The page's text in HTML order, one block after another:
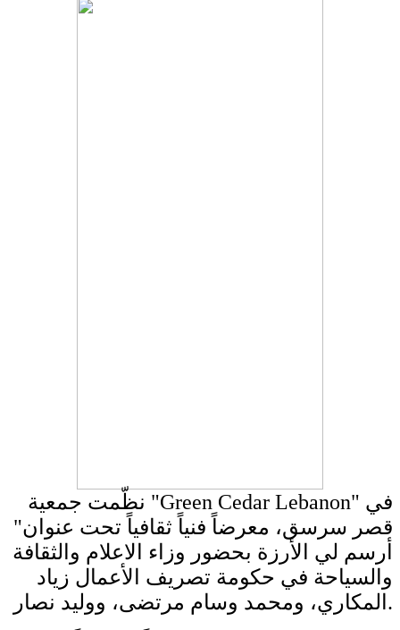
نظّمت جمعية "Green Cedar Lebanon" في
قصر سرسق، معرضاً فنياً ثقافياً تحت عنوان"
أرسم لي الأرزة بحضور وزاء الاعلام والثقافة
والسياحة في حكومة تصريف الأعمال زياد
المكاري، ومحمد وسام مرتضى، ووليد نصار.